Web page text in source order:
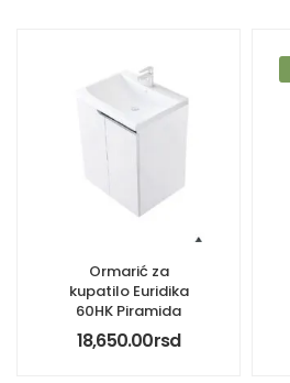
Ormarić za
kupatilo Euridika
60HK Piramida
18,650.00rsd